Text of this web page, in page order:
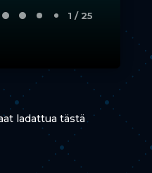
2 / 25
ladattua tästä